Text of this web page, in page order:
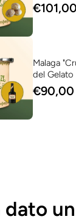
Malaga
del Gelato
€90,00
dato